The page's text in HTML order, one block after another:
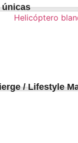
únicas
/ Lifestyle